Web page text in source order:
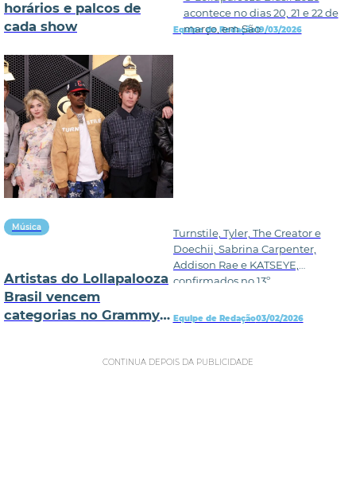
horários e palcos de
cada show
Equipe de Redação19/03/2026
acontece no dias 20, 21 e 22 de
março, em São
Música
Artistas do Lollapalooza
Brasil vencem
categorias no Grammy
Turnstile, Tyler, The Creator e
Doechii, Sabrina Carpenter,
Addison Rae e KATSEYE,
confirmados no 13º
Equipe de Redação03/02/2026
CONTINUA DEPOIS DA PUBLICIDADE